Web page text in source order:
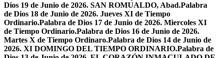
Dios 19 de Junio de 2026. SAN ROMUALDO, Abad.Palabra
de Dios 18 de Junio de 2026. Jueves XI de Tiempo
Ordinario.Palabra de Dios 17 de Junio de 2026. Miercoles XI
de Tiempo Ordinario.Palabra de Dios 16 de Junio de 2026.
Martes X de Tiempo Ordinaro.Palabra de Dios 14 de Junio de
2026. XI DOMINGO DEL TIEMPO ORDINARIO.Palabra de